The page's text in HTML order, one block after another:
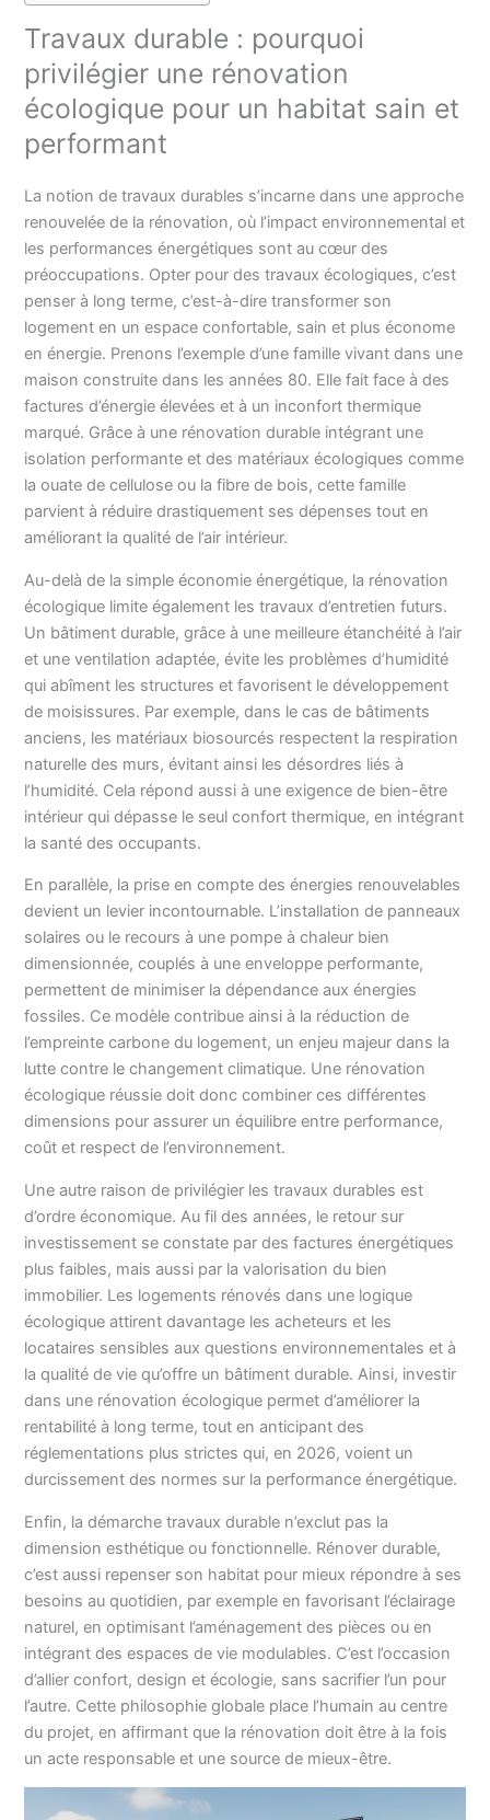
Travaux durable : pourquoi
privilégier une rénovation
écologique pour un habitat sain et
performant
La notion de travaux durables s’incarne dans une approche
renouvelée de la rénovation, où l’impact environnemental et
les performances énergétiques sont au cœur des
préoccupations. Opter pour des travaux écologiques, c’est
penser à long terme, c’est-à-dire transformer son
logement en un espace confortable, sain et plus économe
en énergie. Prenons l’exemple d’une famille vivant dans une
maison construite dans les années 80. Elle fait face à des
factures d’énergie élevées et à un inconfort thermique
marqué. Grâce à une rénovation durable intégrant une
isolation performante et des matériaux écologiques comme
la ouate de cellulose ou la fibre de bois, cette famille
parvient à réduire drastiquement ses dépenses tout en
améliorant la qualité de l’air intérieur.
Au-delà de la simple économie énergétique, la rénovation
écologique limite également les travaux d’entretien futurs.
Un bâtiment durable, grâce à une meilleure étanchéité à l’air
et une ventilation adaptée, évite les problèmes d’humidité
qui abîment les structures et favorisent le développement
de moisissures. Par exemple, dans le cas de bâtiments
anciens, les matériaux biosourcés respectent la respiration
naturelle des murs, évitant ainsi les désordres liés à
l’humidité. Cela répond aussi à une exigence de bien-être
intérieur qui dépasse le seul confort thermique, en intégrant
la santé des occupants.
En parallèle, la prise en compte des énergies renouvelables
devient un levier incontournable. L’installation de panneaux
solaires ou le recours à une pompe à chaleur bien
dimensionnée, couplés à une enveloppe performante,
permettent de minimiser la dépendance aux énergies
fossiles. Ce modèle contribue ainsi à la réduction de
l’empreinte carbone du logement, un enjeu majeur dans la
lutte contre le changement climatique. Une rénovation
écologique réussie doit donc combiner ces différentes
dimensions pour assurer un équilibre entre performance,
coût et respect de l’environnement.
Une autre raison de privilégier les travaux durables est
d’ordre économique. Au fil des années, le retour sur
investissement se constate par des factures énergétiques
plus faibles, mais aussi par la valorisation du bien
immobilier. Les logements rénovés dans une logique
écologique attirent davantage les acheteurs et les
locataires sensibles aux questions environnementales et à
la qualité de vie qu’offre un bâtiment durable. Ainsi, investir
dans une rénovation écologique permet d’améliorer la
rentabilité à long terme, tout en anticipant des
réglementations plus strictes qui, en 2026, voient un
durcissement des normes sur la performance énergétique.
Enfin, la démarche travaux durable n’exclut pas la
dimension esthétique ou fonctionnelle. Rénover durable,
c’est aussi repenser son habitat pour mieux répondre à ses
besoins au quotidien, par exemple en favorisant l’éclairage
naturel, en optimisant l’aménagement des pièces ou en
intégrant des espaces de vie modulables. C’est l’occasion
d’allier confort, design et écologie, sans sacrifier l’un pour
l’autre. Cette philosophie globale place l’humain au centre
du projet, en affirmant que la rénovation doit être à la fois
un acte responsable et une source de mieux-être.